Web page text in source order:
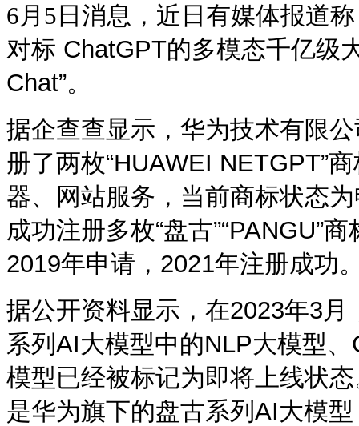
6月5日消息， 近日有媒体报道
对标 ChatGPT的多模态千亿级
Chat”。
据企查查显示，华为技术有限
册了两枚“HUAWEI NETGPT”
器、网站服务，当前商标状态
成功注册多枚“盘古”“PANGU”商
2019年申请， 2021年注册成功
据公开资料显示，在2023年3月
系列 AI大模型中的NLP大模型
模型已经被标记为即将上线状
是华为旗下的盘古系列 AI大模